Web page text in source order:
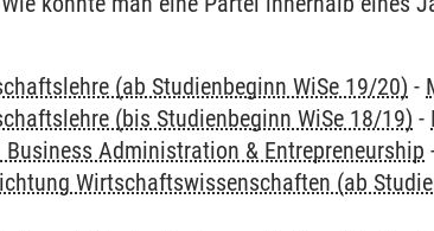
(ab Studienbeginn WiSe 19/20) -
(bis Studienbeginn WiSe 18/19) -
Administration & Entrepreneurship
Wirtschaftswissenschaften (ab